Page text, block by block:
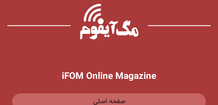
iFOM Online Magazine
صفحه اصلی